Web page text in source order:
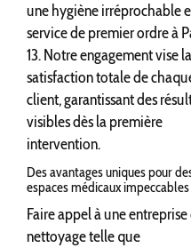
une hygiène irréprochable
service de premier ordre à
13. Notre engagement vise la
satisfaction totale de
client, garantissant des
visibles dès la première
intervention.
Des avantages uniques pour
espaces médicaux impeccables
Faire appel à une entreprise
nettoyage telle que